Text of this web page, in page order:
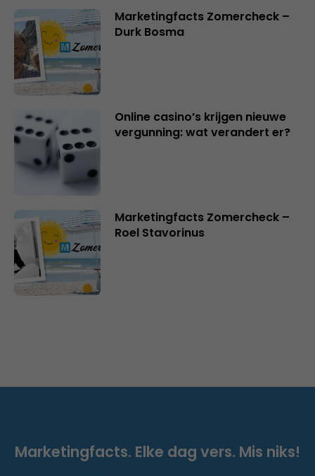
Marketingfacts Zomercheck –
Durk Bosma
Online casino’s krijgen nieuwe
vergunning: wat verandert er?
Marketingfacts Zomercheck –
Roel Stavorinus
Marketingfacts. Elke dag vers. Mis niks!